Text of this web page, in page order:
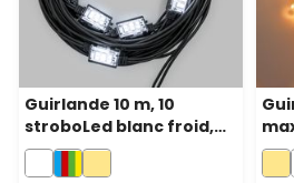
Guirlande 10 m, 10
stroboLed blanc froid,
câble noir, prolongeable